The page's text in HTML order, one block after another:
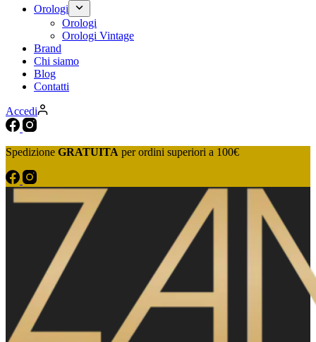
Orologi
Orologi
Orologi Vintage
Brand
Chi siamo
Blog
Contatti
Accedi
Spedizione GRATUITA per ordini superiori a 100€